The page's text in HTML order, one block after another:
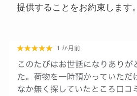
提供することをお約束します。